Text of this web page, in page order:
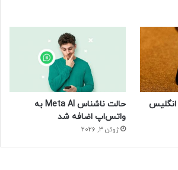
حالت ناشناس Meta AI به
واتس‌اپ اضافه شد
ژوئن 3, 2026